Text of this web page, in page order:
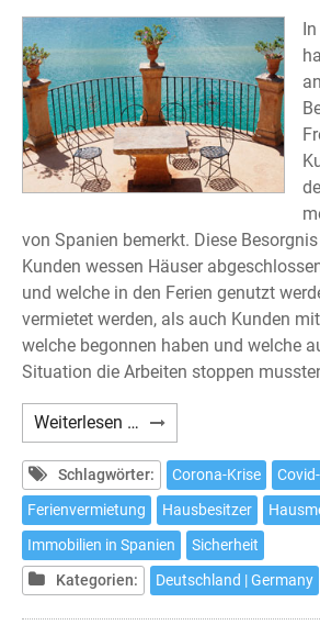
von Spanien bemerkt. Diese
Kunden wessen Häuser
und welche in den Ferien genutzt
vermietet werden, als auch Kunden
welche begonnen haben und welche
Situation die Arbeiten stoppen
Weiterlesen … Unser
Haus
in
Spanien
in
Zeiten
der
Schlagwörter: Corona-Krise
Ferienvermietung
Hausbesitzer
Immobilien in Spanien
Sicherheit
Kategorien:
Deutschland | Germany